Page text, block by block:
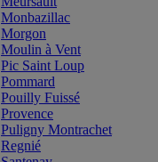
Monbazillac
Morgon
Moulin à Vent
Pic Saint Loup
Pommard
Pouilly Fuissé
Provence
Puligny Montrachet
Regnié